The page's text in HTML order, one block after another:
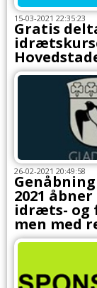
15-03-2021 22:35:23
Gratis
26-02-2021 20:49:58
2021
idræts- og
men med